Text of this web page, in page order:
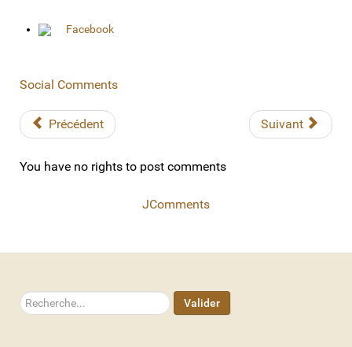
Facebook
Social Comments
Précédent Suivant
You have no rights to post comments
JComments
Rechercher Valider